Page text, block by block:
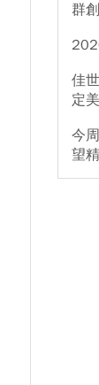
群
佳
定
今
望